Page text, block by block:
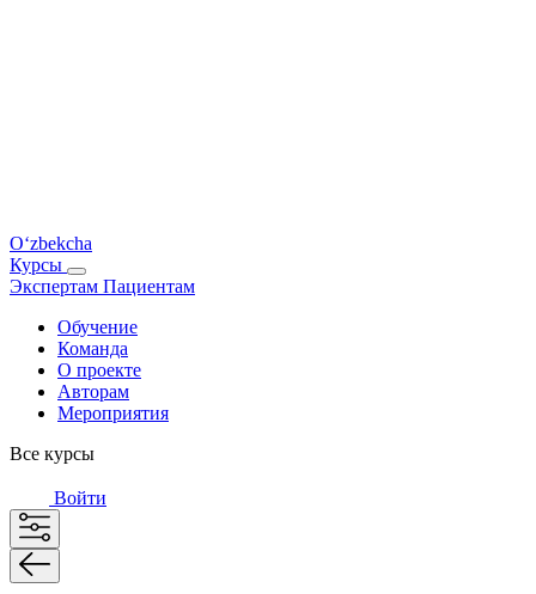
O‘zbekcha
Курсы
Экспертам Пациентам
Обучение
Команда
О проекте
Авторам
Мероприятия
Все курсы
Войти